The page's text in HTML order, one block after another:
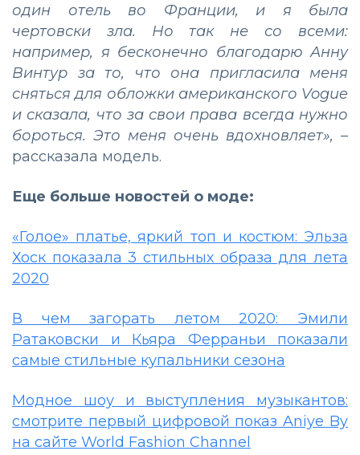
один отель во Франции, и я была
чертовски зла. Но так не со всеми:
например, я бесконечно благодарю Анну
Винтур за то, что она пригласила меня
сняться для обложки американского Vogue
и сказала, что за свои права всегда нужно
бороться. Это меня очень вдохновляет», –
рассказала модель.
Еще больше новостей о моде:
«Голое» платье, яркий топ и костюм: Эльза
Хоск показала 3 стильных образа для лета
2020
В чем загорать летом 2020: Эмили
Ратаковски и Кьяра Ферраньи показали
самые стильные купальники сезона
Модное шоу и выступления музыкантов:
смотрите первый цифровой показ Aniye By
на сайте World Fashion Channel